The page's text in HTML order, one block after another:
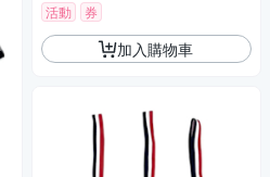
活動 券
加入購物車